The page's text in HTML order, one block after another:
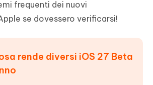
frequenti dei nuovi
se dovessero verificarsi!
rende diversi iOS 27 Beta